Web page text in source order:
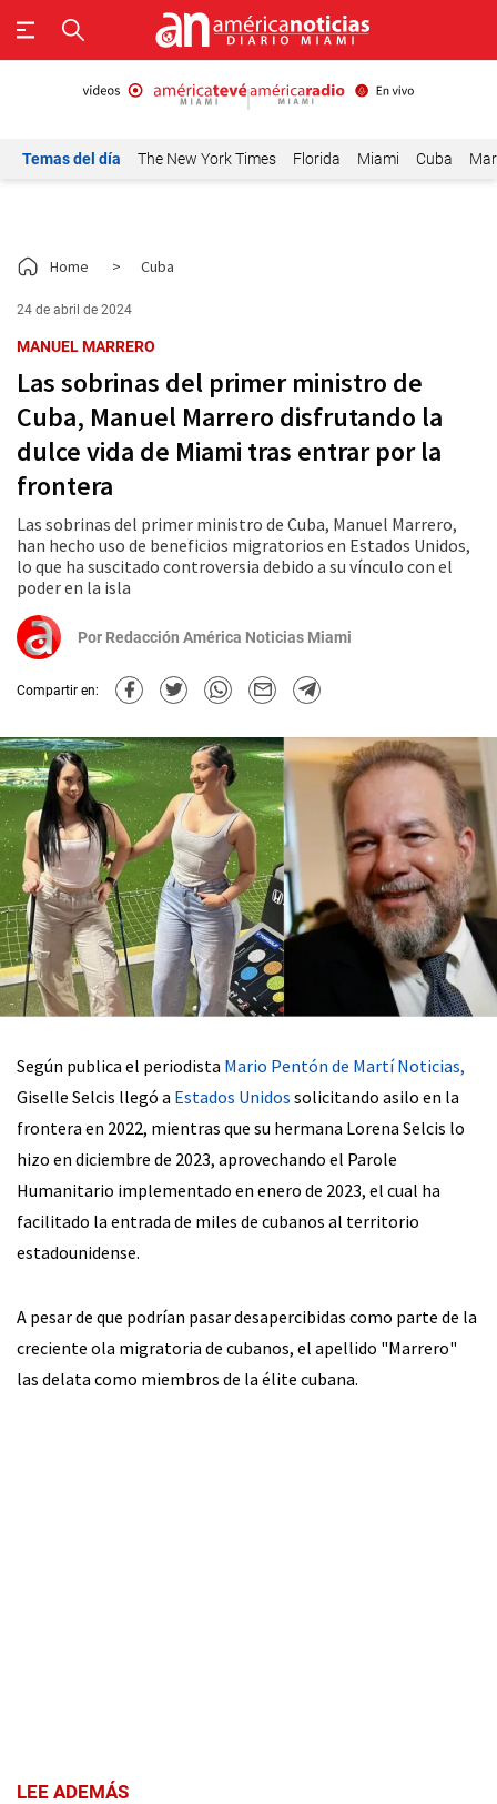
Temas del día The New York Times Florida Miami Cuba
Home > Cuba
24 de abril de 2024
MANUEL MARRERO
Las sobrinas del primer ministro de
Cuba, Manuel Marrero disfrutando la
dulce vida de Miami tras entrar por la
frontera
Las sobrinas del primer ministro de Cuba, Manuel Marrero,
han hecho uso de beneficios migratorios en Estados Unidos,
lo que ha suscitado controversia debido a su vínculo con el
poder en la isla
Por Redacción América Noticias Miami
Compartir en:
Según publica el periodista Mario Pentón de Martí Noticias,
Giselle Selcis llegó a Estados Unidos solicitando asilo en la
frontera en 2022, mientras que su hermana Lorena Selcis lo
hizo en diciembre de 2023, aprovechando el Parole
Humanitario implementado en enero de 2023, el cual ha
facilitado la entrada de miles de cubanos al territorio
estadounidense.
A pesar de que podrían pasar desapercibidas como parte de la
creciente ola migratoria de cubanos, el apellido "Marrero"
las delata como miembros de la élite cubana.
LEE ADEMÁS